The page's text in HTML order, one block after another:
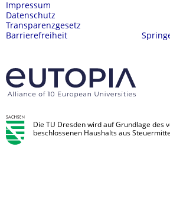
Impressum
Datenschutz
Transparenzgesetz
Barrierefreiheit
Die TU Dresden wird auf Grundlage des
beschlossenen Haushalts aus